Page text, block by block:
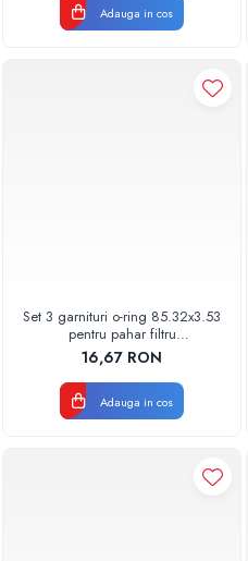
Adauga in cos
Set 3 garnituri o-ring 85.32x3.53
pentru pahar filtru
AQUA06030000000
16,67 RON
Adauga in cos